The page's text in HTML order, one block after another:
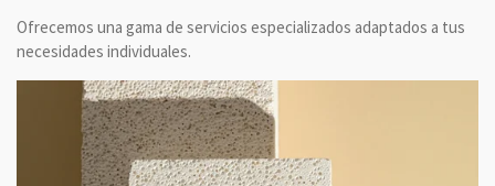
Ofrecemos una gama de servicios especializados adaptados a tus
necesidades individuales.